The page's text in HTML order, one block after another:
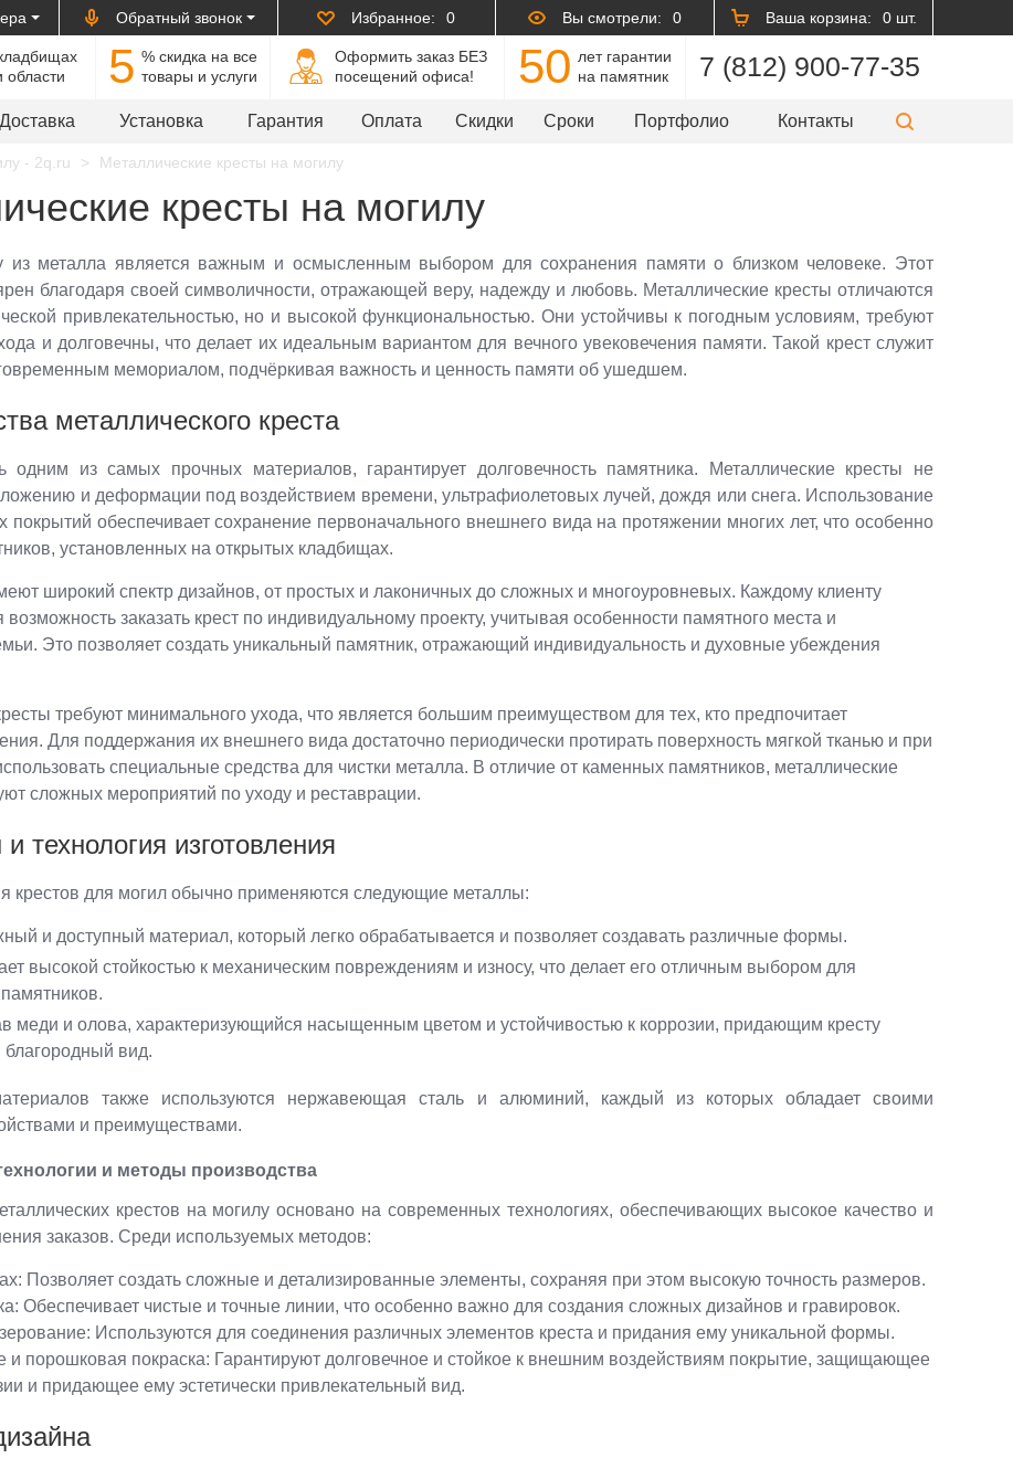
Обратный звонок Избранное: 0 Вы смотрели: 0 Ваша корзина: 0 шт.
области
5 % cкидка на все
товары и услуги
Оформить заказ БЕЗ
посещений офиса!
50 лет гарантии
на памятник
7 (812) 900-77-35
Доставка Установка Гарантия Оплата Скидки Сроки Портфолио Контакты
- 2q.ru Металлические кресты на могилу
кресты на могилу
из металла является важным и осмысленным выбором для сохранения памяти о близком человеке. Этот
благодаря своей символичности, отражающей веру, надежду и любовь. Металлические кресты отличаются
привлекательностью, но и высокой функциональностью. Они устойчивы к погодным условиям, требуют
и долговечны, что делает их идеальным вариантом для вечного увековечения памяти. Такой крест служит
мемориалом, подчёркивая важность и ценность памяти об ушедшем.
металлического креста
одним из самых прочных материалов, гарантирует долговечность памятника. Металлические кресты не
и деформации под воздействием времени, ультрафиолетовых лучей, дождя или снега. Использование
покрытий обеспечивает сохранение первоначального внешнего вида на протяжении многих лет, что особенно
установленных на открытых кладбищах.
широкий спектр дизайнов, от простых и лаконичных до сложных и многоуровневых. Каждому клиенту
возможность заказать крест по индивидуальному проекту, учитывая особенности памятного места и
Это позволяет создать уникальный памятник, отражающий индивидуальность и духовные убеждения
требуют минимального ухода, что является большим преимуществом для тех, кто предпочитает
Для поддержания их внешнего вида достаточно периодически протирать поверхность мягкой тканью и при
специальные средства для чистки металла. В отличие от каменных памятников, металлические
сложных мероприятий по уходу и реставрации.
технология изготовления
крестов для могил обычно применяются следующие металлы:
и доступный материал, который легко обрабатывается и позволяет создавать различные формы.
высокой стойкостью к механическим повреждениям и износу, что делает его отличным выбором для
меди и олова, характеризующийся насыщенным цветом и устойчивостью к коррозии, придающим кресту
благородный вид.
также используются нержавеющая сталь и алюминий, каждый из которых обладает своими
и преимуществами.
и методы производства
крестов на могилу основано на современных технологиях, обеспечивающих высокое качество и
заказов. Среди используемых методов:
Позволяет создать сложные и детализированные элементы, сохраняя при этом высокую точность размеров.
Обеспечивает чистые и точные линии, что особенно важно для создания сложных дизайнов и гравировок.
Используются для соединения различных элементов креста и придания ему уникальной формы.
порошковая покраска: Гарантируют долговечное и стойкое к внешним воздействиям покрытие, защищающее
и придающее ему эстетически привлекательный вид.